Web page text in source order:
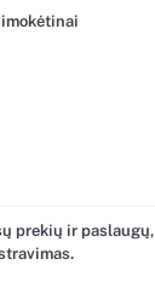
prekių ir paslaugų,